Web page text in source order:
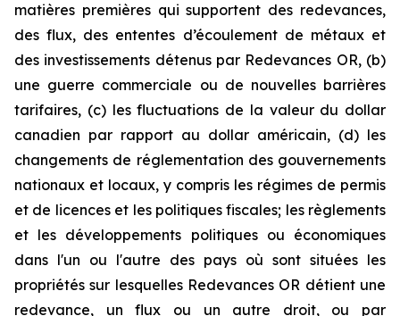
matières premières qui supportent des redevances,
des flux, des ententes d’écoulement de métaux et
des investissements détenus par Redevances OR, (b)
une guerre commerciale ou de nouvelles barrières
tarifaires, (c) les fluctuations de la valeur du dollar
canadien par rapport au dollar américain, (d) les
changements de réglementation des gouvernements
nationaux et locaux, y compris les régimes de permis
et de licences et les politiques fiscales; les règlements
et les développements politiques ou économiques
dans l'un ou l'autre des pays où sont situées les
propriétés sur lesquelles Redevances OR détient une
redevance, un flux ou un autre droit, ou par